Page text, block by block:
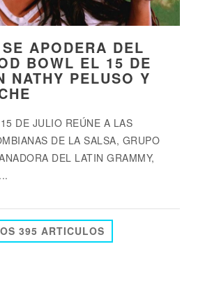
APODERA DEL
BOWL EL 15 DE
NATHY PELUSO Y
DE JULIO REÚNE A LAS
DE LA SALSA, GRUPO
DEL LATIN GRAMMY,
395 ARTICULOS